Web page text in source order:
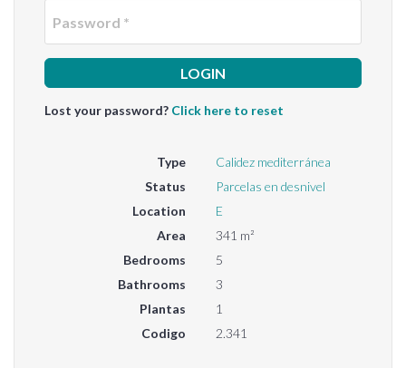
Lost your password? Click here to reset
Type
Calidez mediterránea
Status
Parcelas en desnivel
Location
E
Area
341 m²
Bedrooms
5
Bathrooms
3
Plantas
1
Codigo
2.341